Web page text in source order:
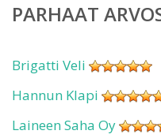
PARHAAT
Brigatti Veli
Hannun Klapi
Laineen Saha Oy